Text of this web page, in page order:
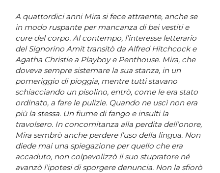
A quattordici anni Mira si fece attraente, anche se
in modo ruspante per mancanza di bei vestiti e
cure del corpo. Al contempo, l’interesse letterario
del Signorino Amit transitò da Alfred Hitchcock e
Agatha Christie a Playboy e Penthouse. Mira, che
doveva sempre sistemare la sua stanza, in un
pomeriggio di pioggia, mentre tutti stavano
schiacciando un pisolino, entrò, come le era stato
ordinato, a fare le pulizie. Quando ne uscì non era
più la stessa. Un fiume di fango e insulti la
travolsero. In concomitanza alla perdita dell’onore,
Mira sembrò anche perdere l’uso della lingua. Non
diede mai una spiegazione per quello che era
accaduto, non colpevolizzò il suo stupratore né
avanzò l’ipotesi di sporgere denuncia. Non la sfiorò